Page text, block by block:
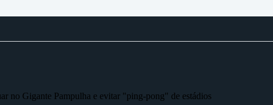
no Gigante Pampulha e evitar "ping-pong" de estádios